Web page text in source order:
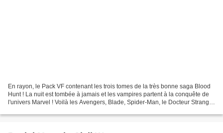
En rayon, le Pack VF contenant les trois tomes de la très bonne saga Blood
Hunt ! La nuit est tombée à jamais et les vampires partent à la conquête de
l'univers Marvel ! Voilà les Avengers, Blade, Spider-Man, le Docteur Strange